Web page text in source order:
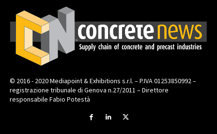
© 2016 - 2020 Mediapoint & Exhibitions s.r.l. – P.IVA 01253850992 –
registrazione tribunale di Genova n.27/2011 – Direttore
responsabile Fabio Potestà